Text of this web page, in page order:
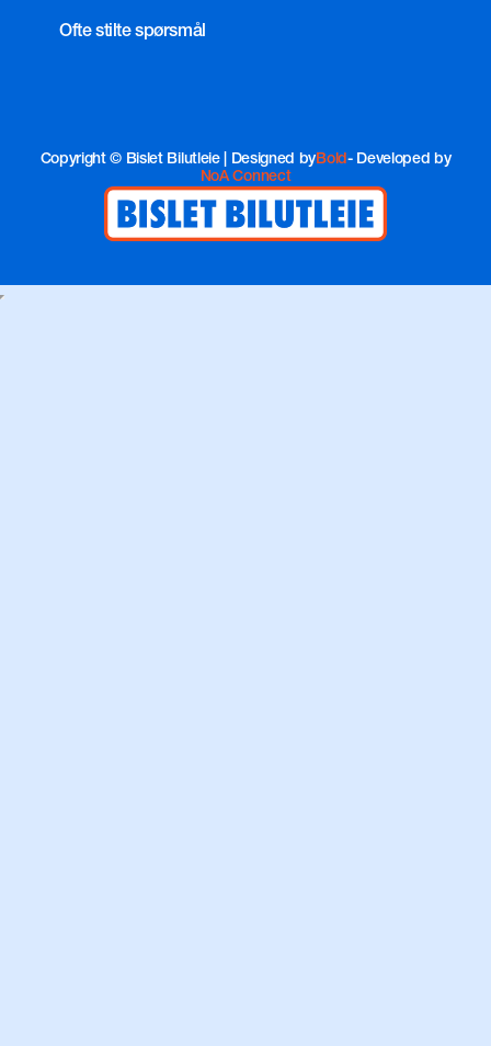
Ofte stilte spørsmål
Copyright © Bislet Bilutleie | Designed byBold- Developed by
NoA Connect